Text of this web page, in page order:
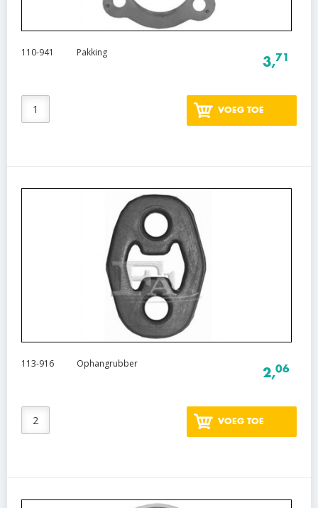
110-941 Pakking
3,71
VOEG TOE
113-916 Ophangrubber
2,06
VOEG TOE